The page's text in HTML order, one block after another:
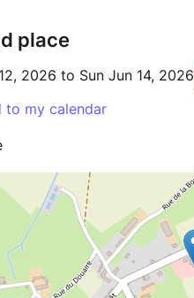
place
2026 to Sun Jun 14, 2026
to my calendar